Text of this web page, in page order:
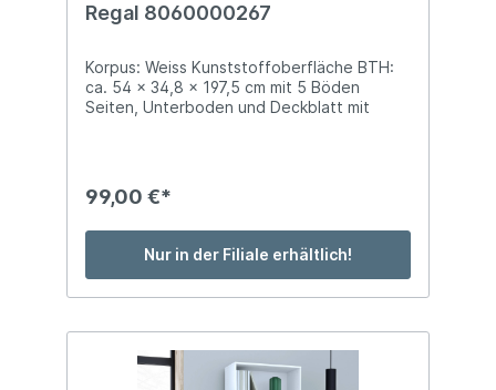
Regal 8060000267
Korpus: Weiss Kunststoffoberfläche BTH:
ca. 54 x 34,8 x 197,5 cm mit 5 Böden
Seiten, Unterboden und Deckblatt mit
99,00 €*
Nur in der Filiale erhältlich!